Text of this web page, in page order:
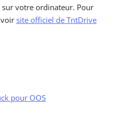
sur votre ordinateur. Pour
site officiel de TntDrive
pour OOS